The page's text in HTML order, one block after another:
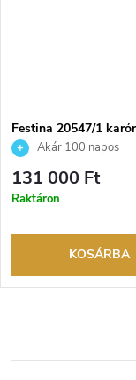
Festina 20547/1
Akár 100 napos
visszaküldési lehetőség.
márkakereskedő.
131 000 Ft
Raktáron
KOSÁRBA